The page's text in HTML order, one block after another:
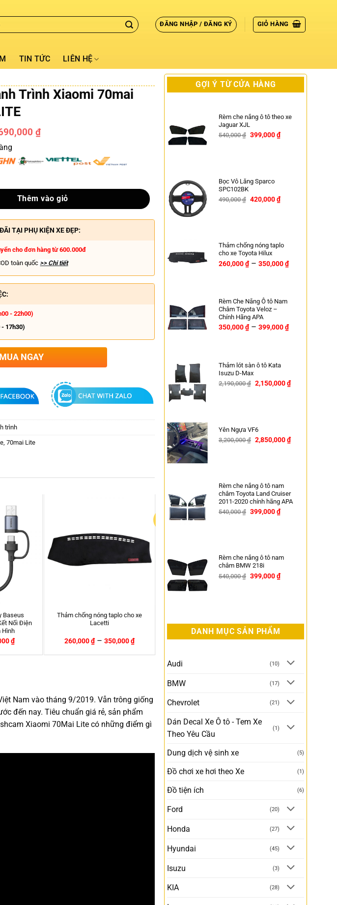
ĐĂNG NHẬP / ĐĂNG KÝ GIỎ HÀNG
TIN TỨC LIÊN HỆ
Trình Xiaomi 70mai
₫
Thêm vào giỏ
TẠI PHỤ KIỆN XE ĐẸP:
cho đơn hàng từ 600.000đ
toàn quốc >> Chi tiết
- 22h00)
17h30)
MUA NGAY
trình
,70mai Lite
Rèm Nam Châm Ô tô Suzuki Swift
2014-2018 chính hãng APA
540,000₫ 399,000 -26%
nóng taplo cho xe
Lacetti
₫ –
Nam vào tháng 9/2019. Vẫn trông giống
đến nay. Tiêu chuẩn giá rẻ, sản phẩm
Xiaomi 70Mai Lite có những điểm gì
GỢI Ý TỪ CỬA HÀNG
Rèm che nắng ô tô theo xe
Jaguar XJL
540,000₫ 399,000₫
Bọc Vô Lăng Sparco
SPC102BK
490,000₫ 420,000₫
Thảm chống nóng taplo
cho xe Toyota Hilux
260,000₫ – 350,000₫
Rèm Che Nắng Ô tô Nam
Châm Toyota Veloz –
Chính Hãng APA
350,000₫ – 399,000₫
Thảm lót sàn ô tô Kata
Isuzu D-Max
2,190,000₫ 2,150,000₫
Yên Ngựa VF6
3,200,000₫ 2,850,000₫
Rèm che nắng ô tô nam
châm Toyota Land Cruiser
2011-2020 chính hãng APA
540,000₫ 399,000₫
Rèm che nắng ô tô nam
châm BMW 218i
540,000₫ 399,000₫
DANH MỤC SẢN PHẨM
Audi (10)
BMW (17)
Chevrolet (21)
Dán Decal Xe Ô tô - Tem Xe
Theo Yêu Cầu
(1)
Dung dịch vệ sinh xe (5)
Đồ chơi xe hơi theo Xe (1)
Đồ tiện ích (6)
Ford (20)
Honda (27)
Hyundai (45)
Isuzu (3)
KIA (28)